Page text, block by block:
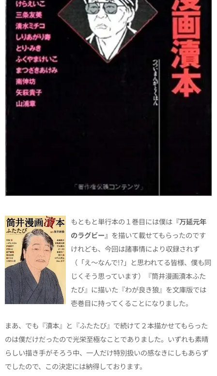
もともと単行本の１巻目には僕は 『万延元年
のラグビー』 を描いて載せてもらったのです
けれども、今回は諸事情により収録されず
（「え〜なんで!?」と思われてる皆様、僕も同
じくそう思っています）『筒井漫画瀆本ふた
たび』に描いた『わが良き狼』を文庫版では
壱巻目に持ってくることになりました。
まあ、でも『瀆本』と『ふたたび』で続けて２本描かせてもらった
のは僕だけだったので光栄至極なことでありました。いずれも素晴
らしい描き手がそろう中、一人だけ特別扱いの感なきにしもあらず
でしたので、この決定には納得しております。